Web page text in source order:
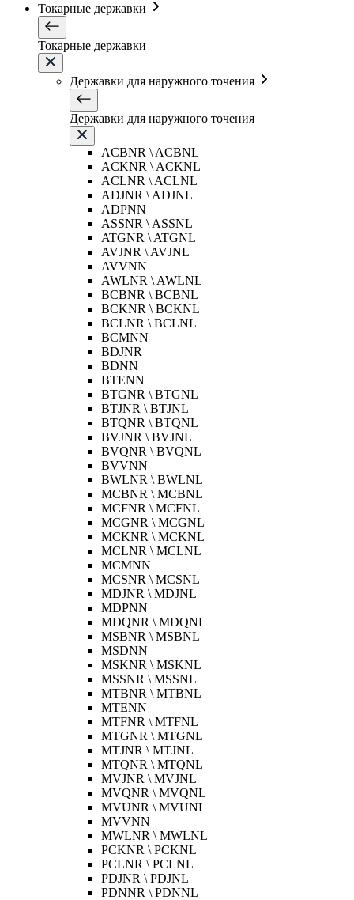
Токарные державки
Токарные державки
Державки для наружного точения
Державки для наружного точения
ACBNR \ ACBNL
ACKNR \ ACKNL
ACLNR \ ACLNL
ADJNR \ ADJNL
ADPNN
ASSNR \ ASSNL
ATGNR \ ATGNL
AVJNR \ AVJNL
AVVNN
AWLNR \ AWLNL
BCBNR \ BCBNL
BCKNR \ BCKNL
BCLNR \ BCLNL
BCMNN
BDJNR
BDNN
BTENN
BTGNR \ BTGNL
BTJNR \ BTJNL
BTQNR \ BTQNL
BVJNR \ BVJNL
BVQNR \ BVQNL
BVVNN
BWLNR \ BWLNL
MCBNR \ MCBNL
MCFNR \ MCFNL
MCGNR \ MCGNL
MCKNR \ MCKNL
MCLNR \ MCLNL
MCMNN
MCSNR \ MCSNL
MDJNR \ MDJNL
MDPNN
MDQNR \ MDQNL
MSBNR \ MSBNL
MSDNN
MSKNR \ MSKNL
MSSNR \ MSSNL
MTBNR \ MTBNL
MTENN
MTFNR \ MTFNL
MTGNR \ MTGNL
MTJNR \ MTJNL
MTQNR \ MTQNL
MVJNR \ MVJNL
MVQNR \ MVQNL
MVUNR \ MVUNL
MVVNN
MWLNR \ MWLNL
PCKNR \ PCKNL
PCLNR \ PCLNL
PDJNR \ PDJNL
PDNNR \ PDNNL